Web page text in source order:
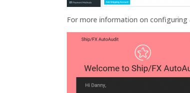
For more information on configuring